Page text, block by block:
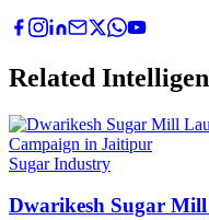
Related
Sugar Industry
Dwarikesh Sugar